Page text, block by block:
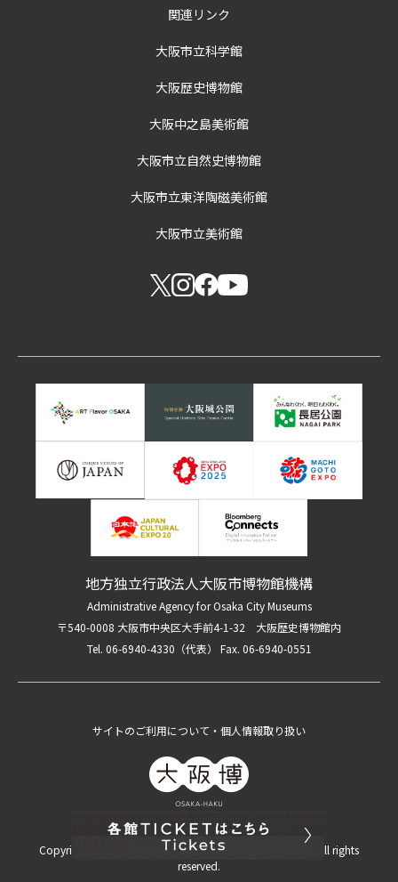
関連リンク
大阪市立科学館
大阪歴史博物館
大阪中之島美術館
大阪市立自然史博物館
大阪市立東洋陶磁美術館
大阪市立美術館
地方独立行政法人大阪市博物館機構
Administrative Agency for Osaka City Museums
〒540-0008 大阪市中央区大手前4-1-32 大阪歴史博物館内
Tel. 06-6940-4330（代表） Fax. 06-6940-0551
サイトのご利用について・個人情報取り扱い
Copyright Administrative Agency for Osaka City Museums All rights
reserved.